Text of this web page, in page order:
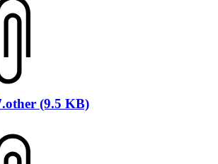
(9.5 KB)